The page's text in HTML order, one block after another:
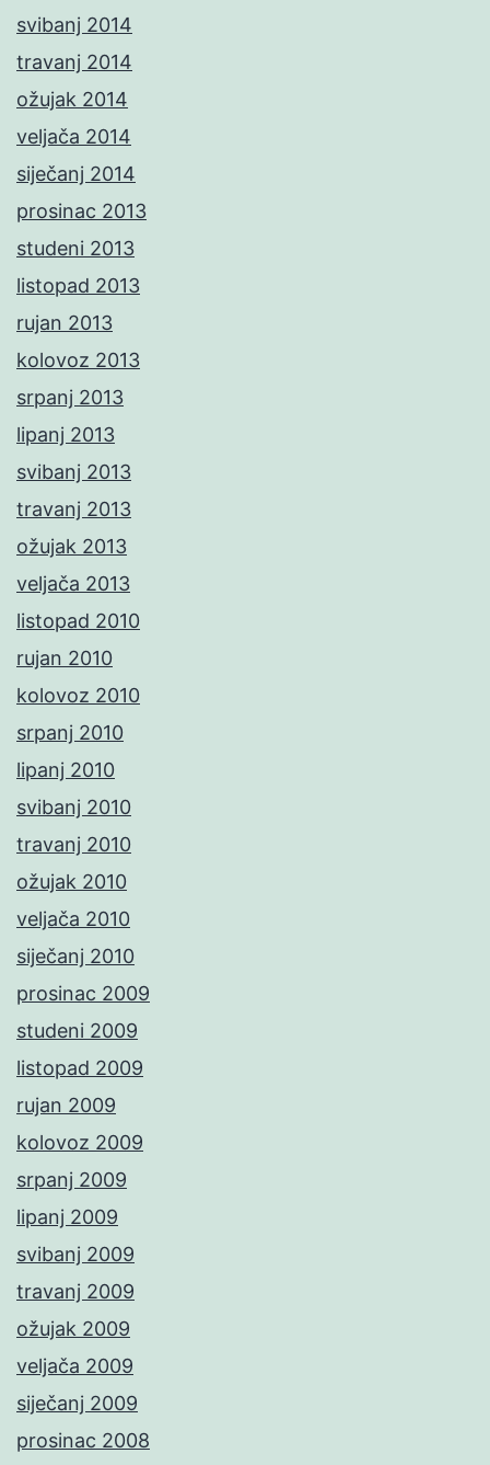
svibanj 2014
travanj 2014
ožujak 2014
veljača 2014
siječanj 2014
prosinac 2013
studeni 2013
listopad 2013
rujan 2013
kolovoz 2013
srpanj 2013
lipanj 2013
svibanj 2013
travanj 2013
ožujak 2013
veljača 2013
listopad 2010
rujan 2010
kolovoz 2010
srpanj 2010
lipanj 2010
svibanj 2010
travanj 2010
ožujak 2010
veljača 2010
siječanj 2010
prosinac 2009
studeni 2009
listopad 2009
rujan 2009
kolovoz 2009
srpanj 2009
lipanj 2009
svibanj 2009
travanj 2009
ožujak 2009
veljača 2009
siječanj 2009
prosinac 2008